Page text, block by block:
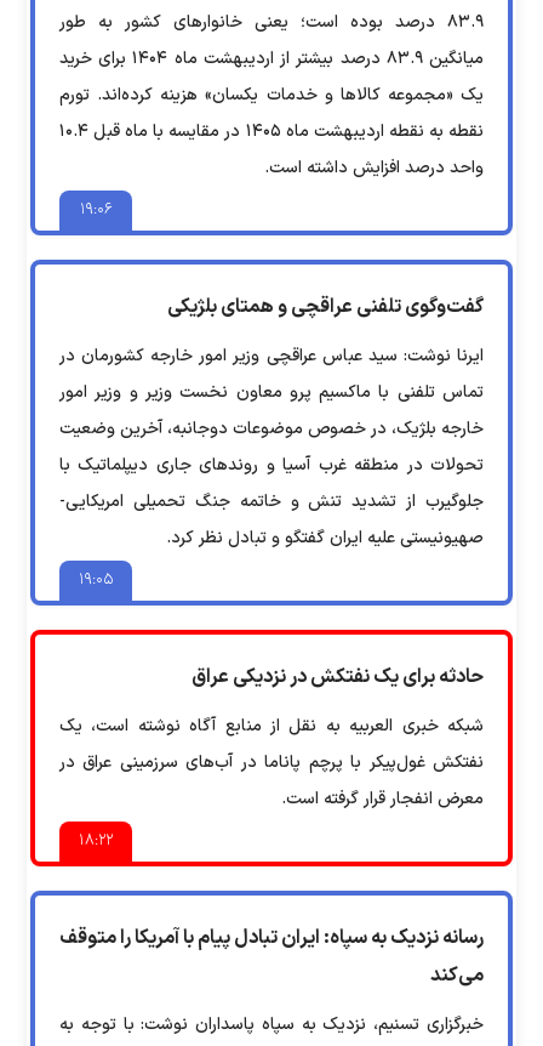
۱۹:۰۶
۸۳.۹ درصد بوده است؛ یعنی خانوار‌های کشور به طور
میانگین ۸۳.۹ درصد بیشتر از اردیبهشت ماه ۱۴۰۴ برای خرید
یک «مجموعه کالا‌ها و خدمات یکسان» هزینه کرده‌اند. تورم
نقطه به نقطه اردیبهشت ماه ۱۴۰۵ در مقایسه با ماه قبل ۱۰.۴
واحد درصد افزایش داشته است.
گفت‌وگوی تلفنی عراقچی و همتای بلژیکی
۱۹:۰۵
ایرنا نوشت: سید عباس عراقچی وزیر امور خارجه کشورمان در
تماس تلفنی با ماکسیم پرو معاون نخست وزیر و وزیر امور
خارجه بلژیک، در خصوص موضوعات دوجانبه، آخرین وضعیت
تحولات در منطقه غرب آسیا و روندهای جاری دیپلماتیک با
جلوگیرب از تشدید تنش و خاتمه جنگ تحمیلی امریکایی-
صهیونیستی علیه ایران گفتگو و تبادل نظر کرد.
حادثه برای یک نفتکش در نزدیکی عراق
۱۸:۲۲
شبکه خبری العربیه به نقل از منابع آگاه نوشته است، یک
نفتکش غول‌پیکر با پرچم پاناما در آب‌های سرزمینی عراق در
معرض انفجار قرار گرفته است.
رسانه نزدیک به سپاه: ایران تبادل پیام با آمریکا را متوقف
می‌کند
خبرگزاری تسنیم، نزدیک به سپاه پاسداران نوشت: با توجه به